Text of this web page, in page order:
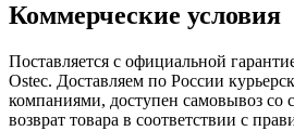
Коммерческие условия
Поставляется с официальной
Ostec. Доставляем по России
компаниями, доступен самовывоз со
возврат товара в соответствии с